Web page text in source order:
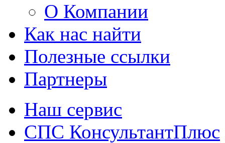
О Компании
Как нас найти
Полезные ссылки
Партнеры
Наш сервис
СПС КонсультантПлюс